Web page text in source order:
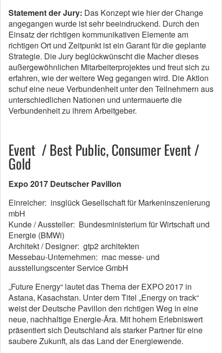
Statement der Jury: Das Konzept wie hier der Change
angegangen wurde ist sehr beeindruckend. Durch den
Einsatz der richtigen kommunikativen Elemente am
richtigen Ort und Zeitpunkt ist ein Garant für die geplante
Strategie. Die Jury beglückwünscht die Macher dieses
außergewöhnlichen Mitarbeiterprojektes und freut sich zu
erfahren, wie der weitere Weg gegangen wird. Die Aktion
schuf eine neue Verbundenheit unter den Teilnehmern aus
unterschiedlichen Nationen und untermauerte die
Verbundenheit zu ihrem Arbeitgeber.
Event / Best Public, Consumer Event /
Gold
Expo 2017 Deutscher Pavillon
Einreicher: insglück Gesellschaft für Markeninszenierung
mbH
Kunde / Aussteller: Bundesministerium für Wirtschaft und
Energie (BMWi)
Architekt / Designer: gtp2 architekten
Messebau-Unternehmen: mac messe- und
ausstellungscenter Service GmbH
„Future Energy“ lautet das Thema der EXPO 2017 in
Astana, Kasachstan. Unter dem Titel „Energy on track“
weist der Deutsche Pavillon den richtigen Weg in eine
neue, nachhaltige Energie-Ära. Mit hohem Erlebniswert
präsentiert sich Deutschland als starker Partner für eine
saubere Zukunft, als das Land der Energiewende.